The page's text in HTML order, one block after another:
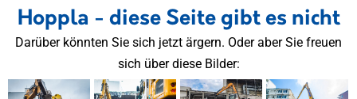
Hoppla - diese Seite gibt es nicht
Darüber könnten Sie sich jetzt ärgern. Oder aber Sie freuen
sich über diese Bilder: